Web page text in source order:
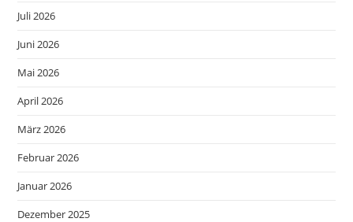
Juli 2026
Juni 2026
Mai 2026
April 2026
März 2026
Februar 2026
Januar 2026
Dezember 2025